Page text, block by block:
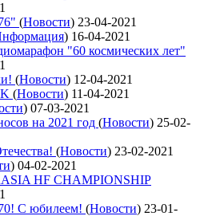
(Новости) 23-04-2021
) 16-04-2021
"60 космических лет"
(Новости) 12-04-2021
(Новости) 11-04-2021
) 07-03-2021
на 2021 год (Новости) 25-02-
(Новости) 23-02-2021
) 04-02-2021
HF CHAMPIONSHIP
С юбилеем! (Новости) 23-01-